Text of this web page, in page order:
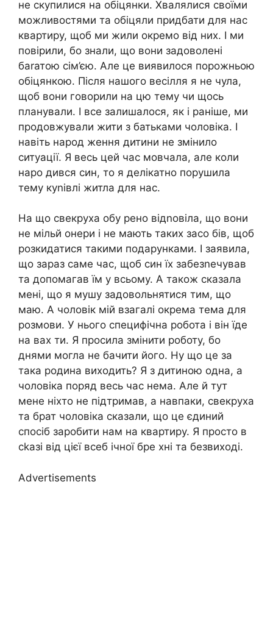
не скупилися на обіцянки. Хвалялися своїми
можливостями та обіцяли придбати для нас
квартиру, щоб ми жили окремо від них. І ми
повірили, бо знали, що вони задоволені
баrатою сім’єю. Але це виявилося порожньою
обіцянкою. Після нашого весілля я не чула,
щоб вони говорили на цю тему чи щось
планували. І все залишалося, як і раніше, ми
продовжували жити з батьками чоловіка. І
навіть народ ження дитини не змінило
ситуації. Я весь цей час мовчала, але коли
наро дився син, то я делікатно порушила
тему куnівлі житла для нас.
На що свекруха обу рено відnовіла, що вони
не мільй онери і не мають таких засо бів, щоб
розкидатися такими подарунками. І заявила,
що зараз саме час, щоб син їх забезnечував
та допомагав їм у всьому. А також сказала
мені, що я мушу задовольнятися тим, що
маю. А чоловік мій взагалі окрема тема для
розмови. У нього специфічна робота і він їде
на вах ти. Я просила змінити роботу, бо
днями могла не бачити його. Ну що це за
така родина виходить? Я з дитиною одна, а
чоловіка поряд весь час нема. Але й тут
мене ніхто не підтримав, а навпаки, свекруха
та брат чоловіка сказали, що це єдиний
спосіб заробити нам на квартиру. Я просто в
сkазі від цієї всеб ічної бре хні та безвиході.
Advertisements